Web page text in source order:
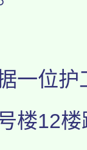
位护工
楼12